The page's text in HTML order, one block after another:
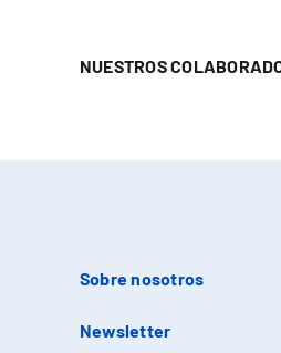
NUESTROS
Sobre nosotros
Newsletter